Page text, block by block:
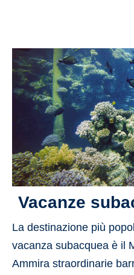
Vacanze
La destinazione più
vacanza subacquea è il
Ammira straordinarie